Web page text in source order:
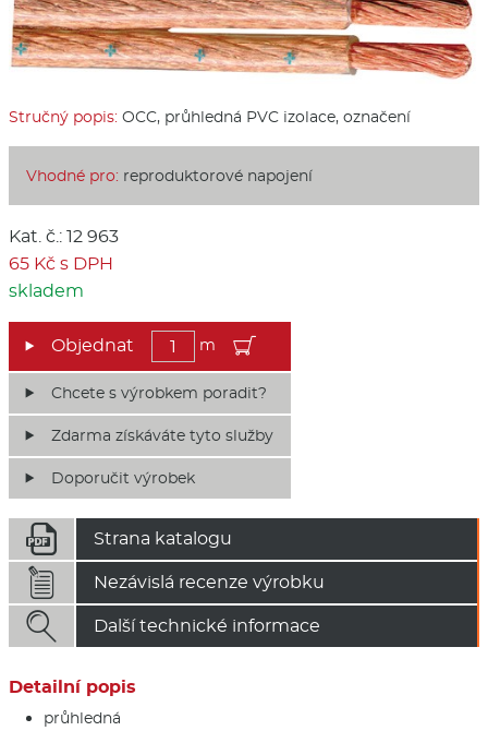
Stručný popis: OCC, průhledná PVC izolace, označení
Vhodné pro: reproduktorové napojení
Kat. č.: 12 963
65 Kč s DPH
skladem
m
Chcete s výrobkem poradit?
Zdarma získáváte tyto služby
Doporučit výrobek
 Strana katalogu
 Nezávislá recenze výrobku
 Další technické informace
Detailní popis
průhledná